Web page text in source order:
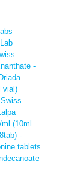
-
vial)
(10ml
-
tablets